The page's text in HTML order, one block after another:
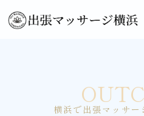
横浜で出張マッサ